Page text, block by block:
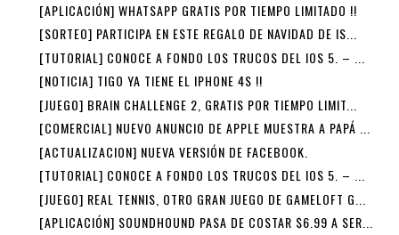
[APLICACIÓN] WHATSAPP GRATIS POR TIEMPO LIMITADO !!
[SORTEO] PARTICIPA EN ESTE REGALO DE NAVIDAD DE IS...
[TUTORIAL] CONOCE A FONDO LOS TRUCOS DEL IOS 5. – ...
[NOTICIA] TIGO YA TIENE EL IPHONE 4S !!
[JUEGO] BRAIN CHALLENGE 2, GRATIS POR TIEMPO LIMIT...
[COMERCIAL] NUEVO ANUNCIO DE APPLE MUESTRA A PAPÁ ...
[ACTUALIZACION] NUEVA VERSIÓN DE FACEBOOK.
[TUTORIAL] CONOCE A FONDO LOS TRUCOS DEL IOS 5. – ...
[JUEGO] REAL TENNIS, OTRO GRAN JUEGO DE GAMELOFT G...
[APLICACIÓN] SOUNDHOUND PASA DE COSTAR $6.99 A SER...